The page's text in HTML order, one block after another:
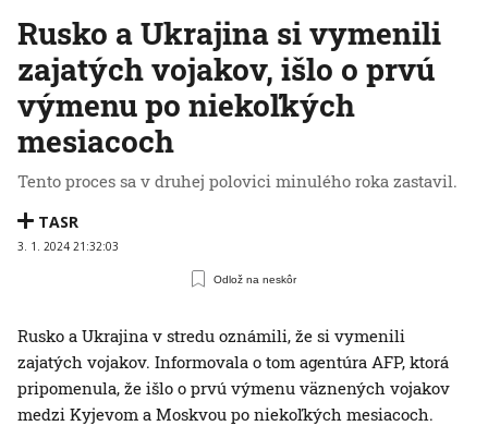
Rusko a Ukrajina si vymenili
zajatých vojakov, išlo o prvú
výmenu po niekoľkých
mesiacoch
Tento proces sa v druhej polovici minulého roka zastavil.
TASR
3. 1. 2024 21:32:03
Odlož na neskôr
Rusko a Ukrajina v stredu oznámili, že si vymenili
zajatých vojakov. Informovala o tom agentúra AFP, ktorá
pripomenula, že išlo o prvú výmenu väznených vojakov
medzi Kyjevom a Moskvou po niekoľkých mesiacoch.